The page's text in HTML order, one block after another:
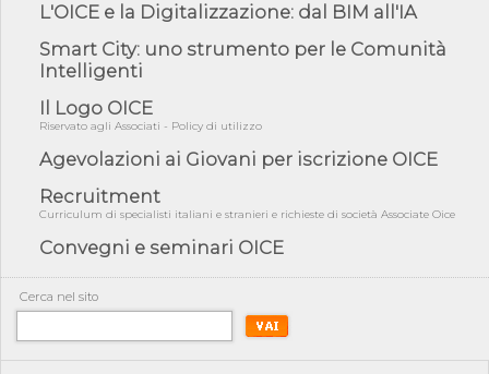
04/08/26 - CdS: partecipazione alla gara non equivale ad
acquiescenza r...
04/08/26 - DL Infrastrutture approvato alla Camera, passa ora al
03/08/26 - TAR Piemonte: RUP può avvalersi di consulente
esterno per v...
03/08/26 - Gruppo FS: nel primo semestre 2026 3 mld di
03/08/26 - Conferenza Obiettivo Export: Imprese e Territori del
per eseg...
03/08/26 - TAR Lazio - Latina: omesso sopralluogo obbligatorio
03/08/26 - Investimenti stradali nei piccoli Comuni: dal MIT
L'OICE e la Digitalizzazione: dal BIM all'IA
Smart City: uno strumento per le Comunità
Intelligenti
Il Logo OICE
Riservato agli Associati - Policy di utilizzo
Agevolazioni ai Giovani per iscrizione OICE
Recruitment
Curriculum di specialisti italiani e stranieri e richieste di società Associate Oice
Convegni e seminari OICE
Cerca nel sito